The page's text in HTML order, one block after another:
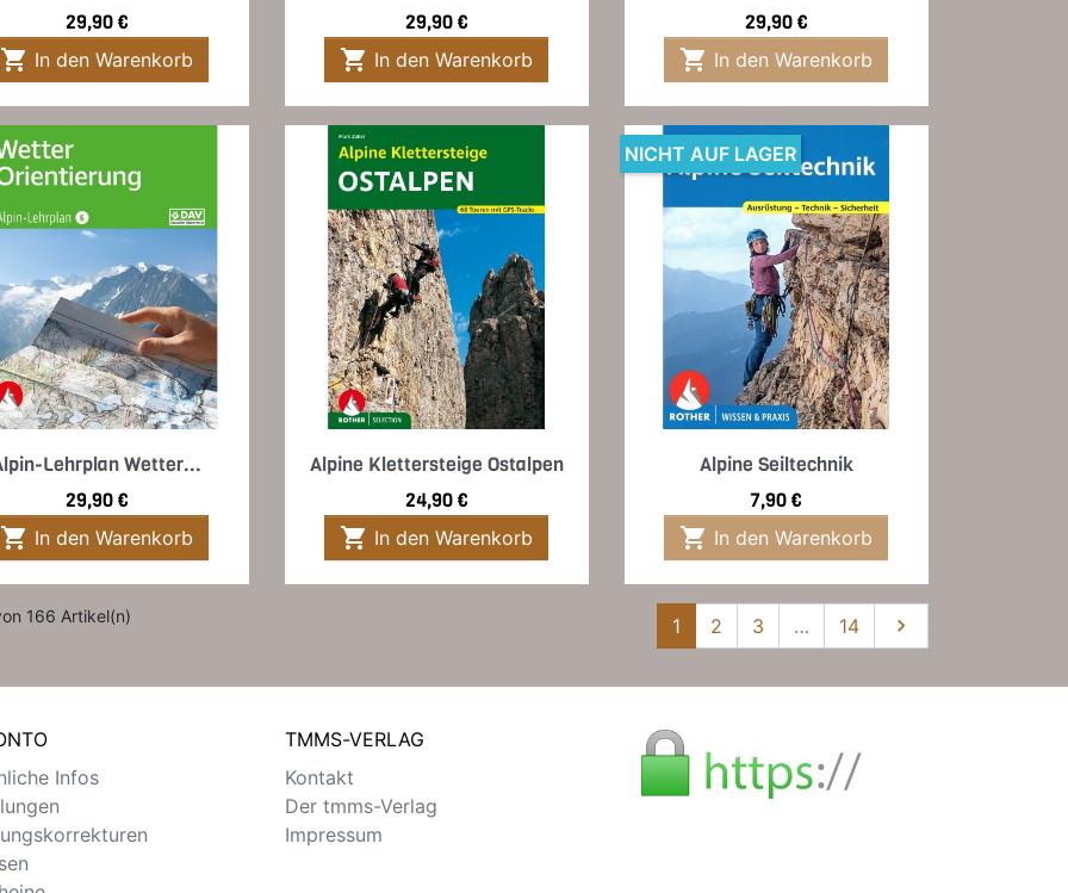
Preis
29,90 €
 In den Warenkorb
Preis
29,90 €
 In den Warenkorb
Preis
29,90 €
 In den Warenkorb
Vorschau
Lehrplan Wetter...
Preis
29,90 €
 In den Warenkorb
Vorschau
Alpine Klettersteige Ostalpen
Preis
24,90 €
 In den Warenkorb
 Vorschau
Alpine Seiltechnik
Preis
7,90 €
 In den Warenkorb
NICHT AUF LAGER
166 Artikel(n) 1 2 3 … 14 Weiter

Infos
TMMS-VERLAG
Kontakt
Der tmms-Verlag
Impressum